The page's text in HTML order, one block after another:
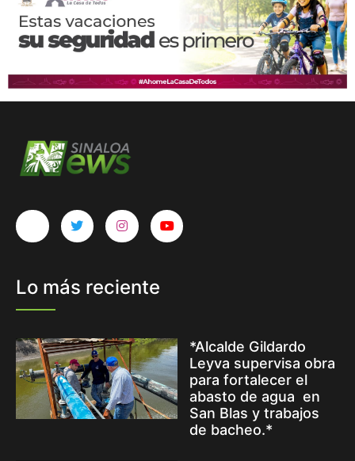
Lo más reciente
*Alcalde Gildardo
Leyva supervisa obra
para fortalecer el
abasto de agua en
San Blas y trabajos
de bacheo.*